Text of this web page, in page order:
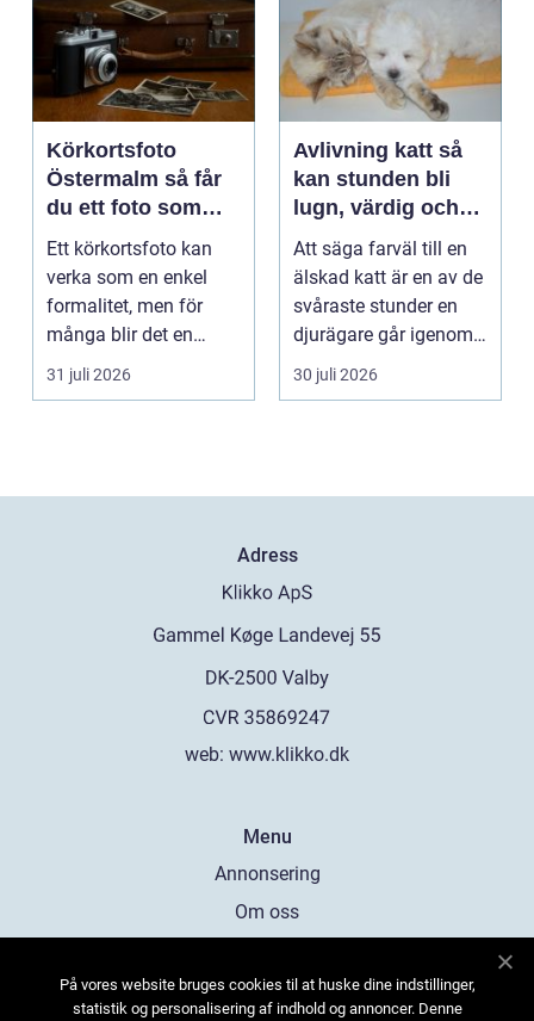
Körkortsfoto
Östermalm så får
du ett foto som
alltid blir godkänt
Ett körkortsfoto kan
verka som en enkel
formalitet, men för
många blir det en
oväntad källa till str...
31 juli 2026
Avlivning katt så
kan stunden bli
lugn, värdig och
trygg
Att säga farväl till en
älskad katt är en av de
svåraste stunder en
djurägare går igenom.
Beslutet o...
30 juli 2026
Adress
web: www.klikko.dk
Menu
Annonsering
Om oss
Kontakta oss
På vores website bruges cookies til at huske dine indstillinger,
statistik og personalisering af indhold og annoncer. Denne